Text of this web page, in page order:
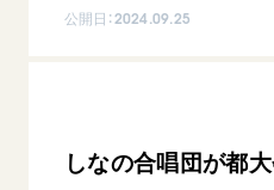
日常の活動
座談会
「平和の文化」を構築
世界の創価学会
公開日：2024.09.25
しなの合唱団が都